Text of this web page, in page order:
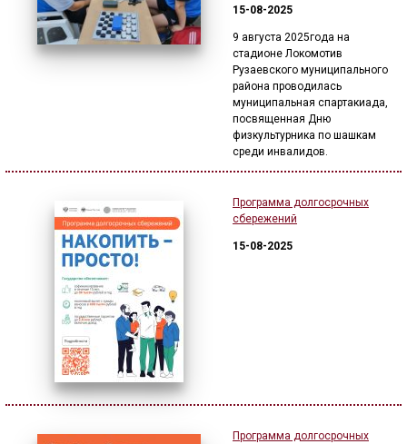
15-08-2025
9 августа 2025года на
стадионе Локомотив
Рузаевского муниципального
района проводилась
муниципальная спартакиада,
посвященная Дню
физкультурника по шашкам
среди инвалидов.
Программа долгосрочных
сбережений
15-08-2025
Программа долгосрочных